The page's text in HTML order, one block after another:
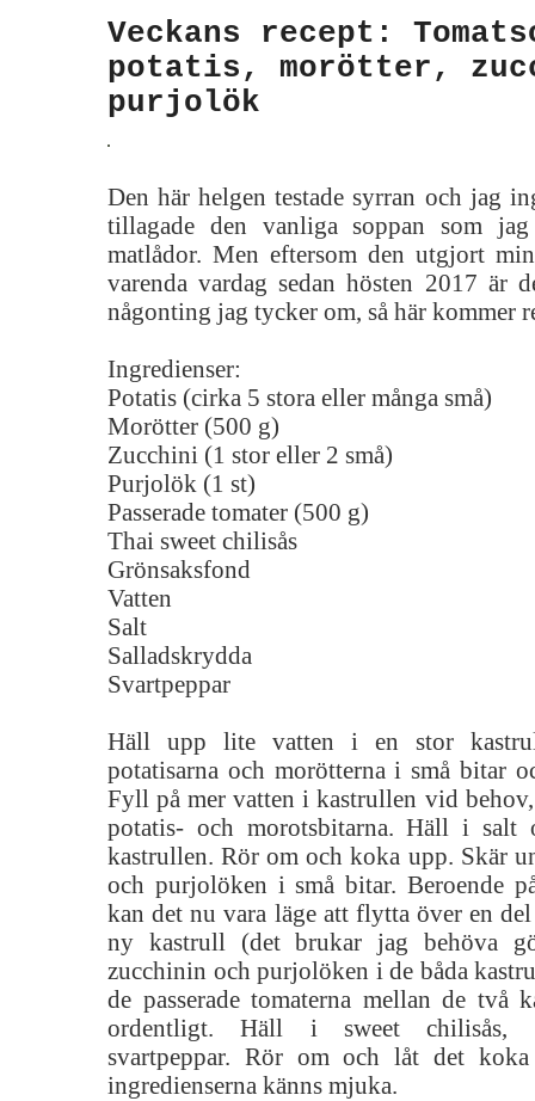
Veckans recept:
potatis, morötter,
purjolök
Den här helgen testade syrran och jag
tillagade den vanliga soppan som
matlådor. Men eftersom den utgjort
varenda vardag sedan hösten 2017 är
någonting jag tycker om, så här kommer
Ingredienser:
Potatis (cirka 5 stora eller många små)
Morötter (500 g)
Zucchini (1 stor eller 2 små)
Purjolök (1 st)
Passerade tomater (500 g)
Thai sweet chilisås
Grönsaksfond
Vatten
Salt
Salladskrydda
Svartpeppar
Häll upp lite vatten i en stor
potatisarna och morötterna i små bitar
Fyll på mer vatten i kastrullen vid
potatis- och morotsbitarna. Häll i salt
kastrullen. Rör om och koka upp. Skär
och purjolöken i små bitar. Beroende
kan det nu vara läge att flytta över en
ny kastrull (det brukar jag behöva
zucchinin och purjolöken i de båda
de passerade tomaterna mellan de två
ordentligt. Häll i sweet chilisås,
svartpeppar. Rör om och låt det
ingredienserna känns mjuka.